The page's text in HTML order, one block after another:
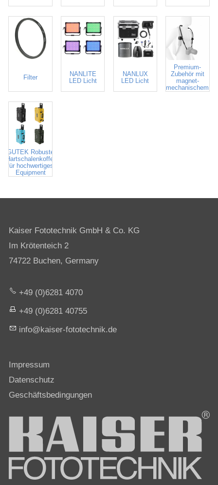
Filter
NANLITE
LED Licht
NANLUX
LED Licht
FIDLOCK
Premium-
Zubehör mit
magnet-
mechanischem
Verschluss
GUTEK Robuste
Hartschalenkoffer
für hochwertiges
Equipment
Kaiser Fototechnik GmbH & Co. KG
Im Krötenteich 2
74722 Buchen, Germany
+49 (0)6281 4070
+49 (0)6281 40755
nf
k s r-f t t chn k d
Impressum
Datenschutz
Geschäftsbedingungen